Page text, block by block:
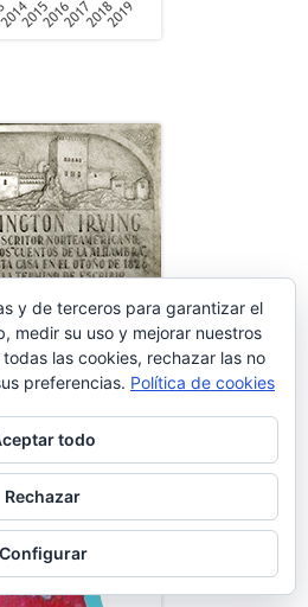
y de terceros para garantizar el
medir su uso y mejorar nuestros
las cookies, rechazar las no
preferencias. Política de cookies
todo
Rechazar
Configurar